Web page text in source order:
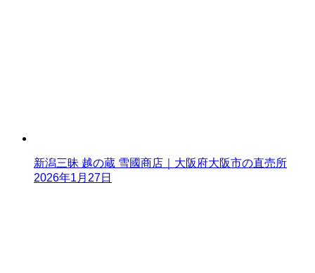
新潟三昧 越の蔵 雪國商店｜大阪府大阪市の直売所
2026年1月27日